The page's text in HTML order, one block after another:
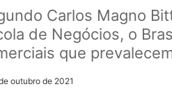
Carlos Magno
de Negócios, o
que
outubro de 2021